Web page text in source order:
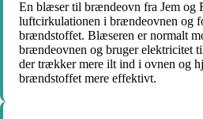
En blæser til brændeovn fra Jem og
luftcirkulationen i brændeovnen og
brændstoffet. Blæseren er normalt
brændeovnen og bruger elektricitet
der trækker mere ilt ind i ovnen og
brændstoffet mere effektivt.